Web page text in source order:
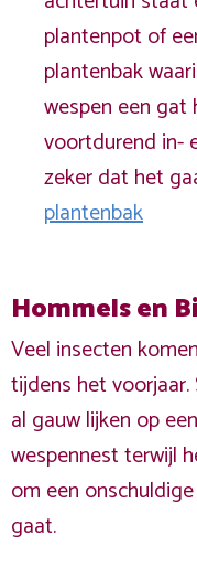
plantenpot of
plantenbak
wespen een gat
voortdurend in-
zeker dat het
plantenbak
Hommels en
Veel insecten
tijdens het
al gauw lijken op
wespennest terwijl
om een
gaat.